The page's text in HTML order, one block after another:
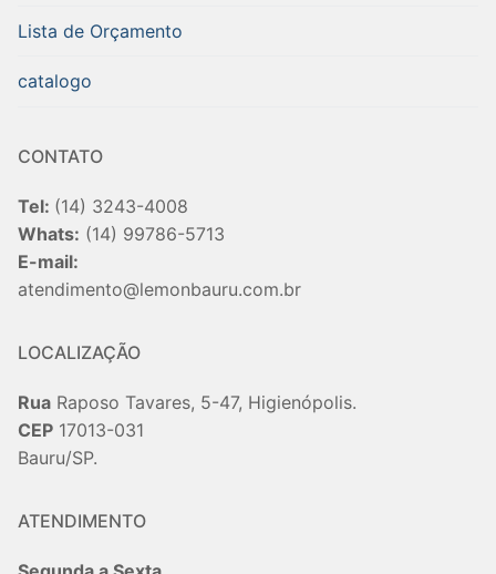
Lista de Orçamento
catalogo
CONTATO
Tel: (14) 3243-4008
Whats: (14) 99786-5713
E-mail:
atendimento@lemonbauru.com.br
LOCALIZAÇÃO
Rua Raposo Tavares, 5-47, Higienópolis.
CEP 17013-031
Bauru/SP.
ATENDIMENTO